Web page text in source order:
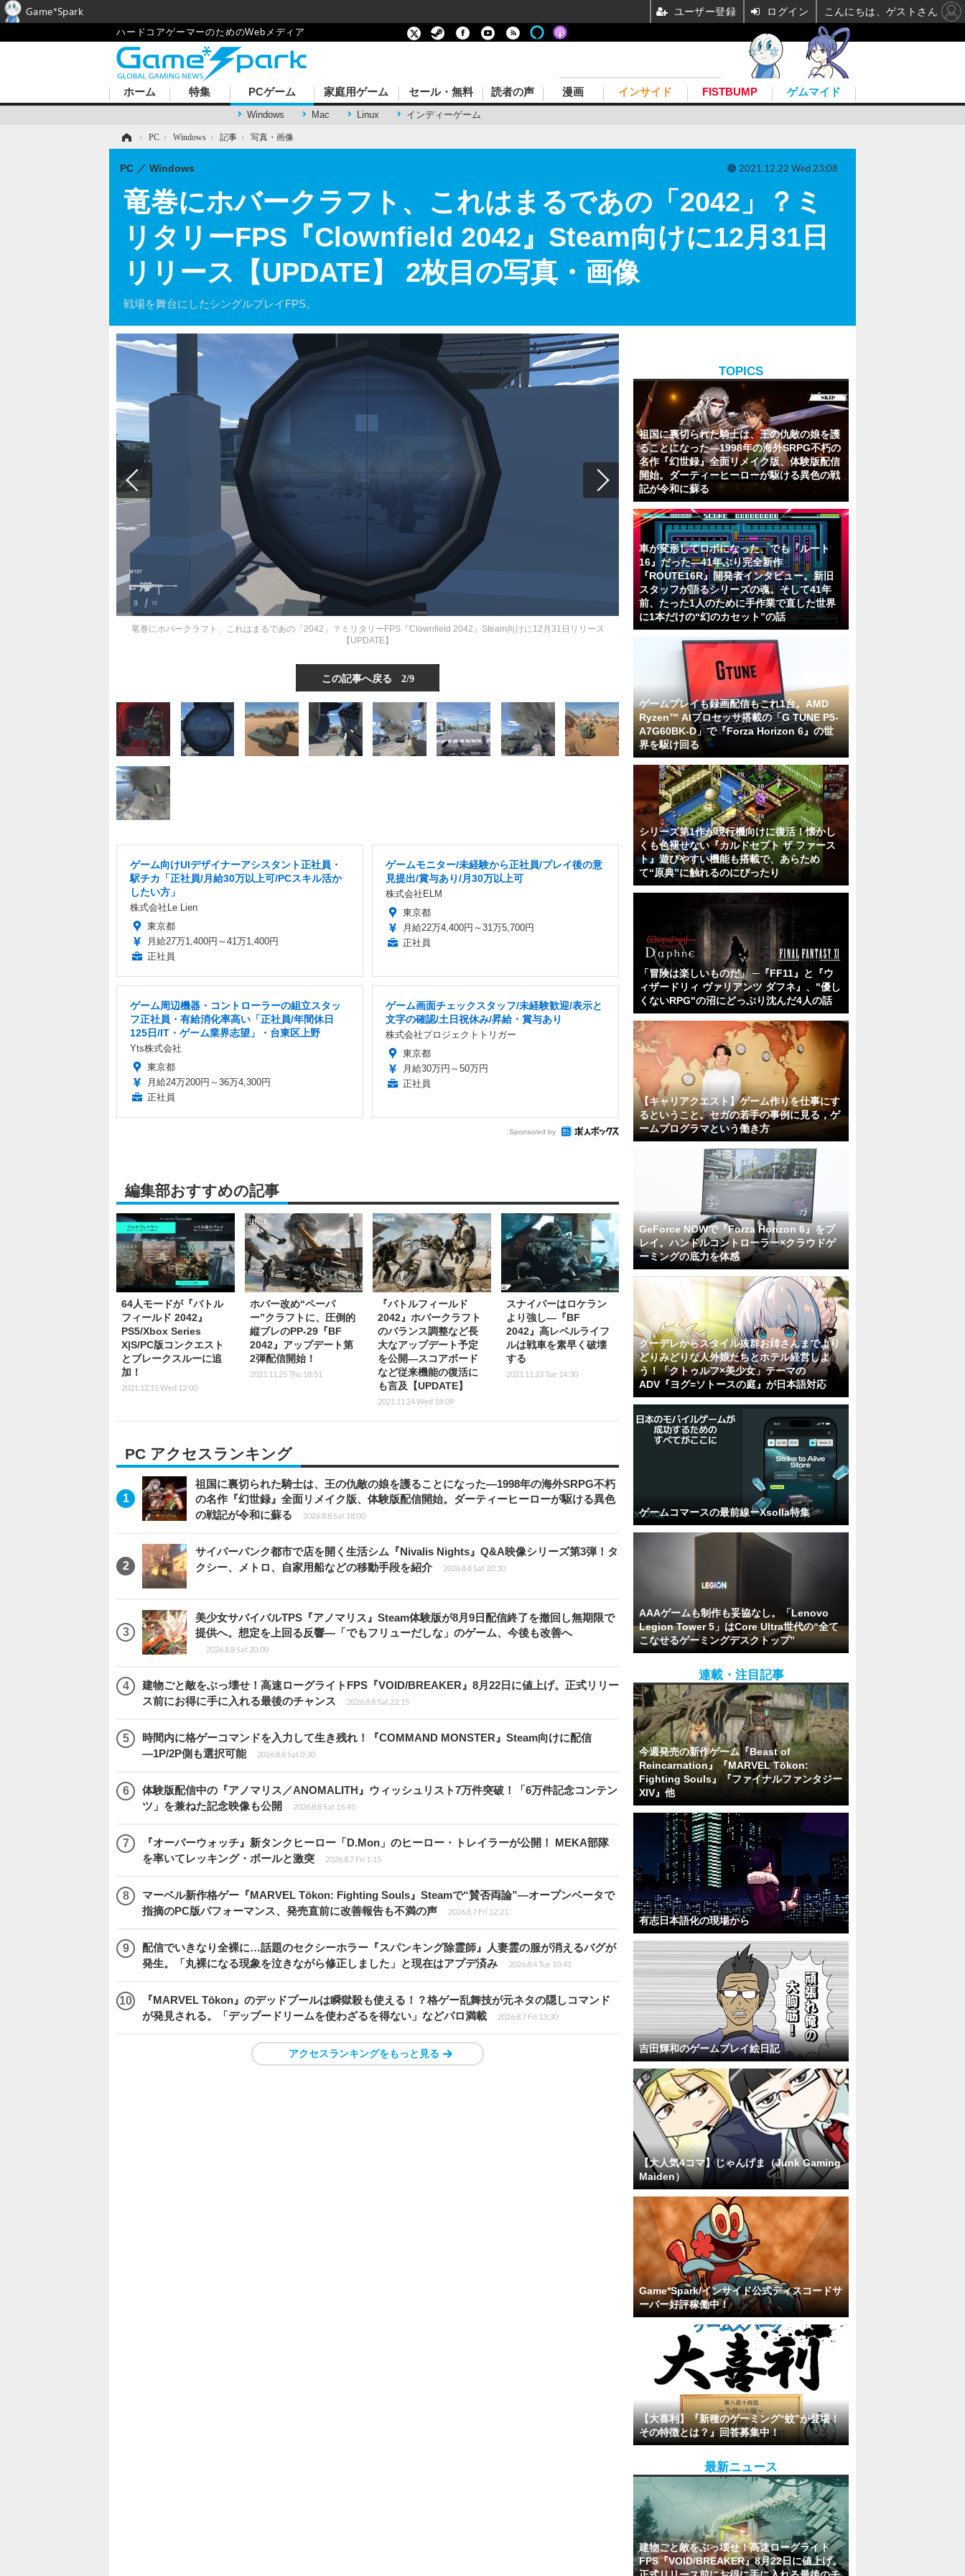
ハードコアゲーマーのためのWebメディア
ホーム 特集 PCゲーム
Windows Mac Linux インディーゲーム
家庭用ゲーム セール・無料 読者の声 漫画 インサイド FISTBUMP ゲムマイド
› PC › Windows › 記事 › 写真・画像
竜巻にホバークラフト、これはまるであの「2042」？ミ
リタリーFPS『Clownfield 2042』Steam向けに12月31日
リリース【UPDATE】 2枚目の写真・画像
戦場を舞台にしたシングルプレイFPS。
PC Windows 2021.12.22 Wed 23:08
竜巻にホバークラフト、これはまるであの「2042」？ミリタリーFPS『Clownfield 2042』Steam向けに12月31日リリース
【UPDATE】
この記事へ戻る 2/9
ゲーム向けUIデザイナーアシスタント正社員・
駅チカ「正社員/月給30万以上可/PCスキル活か
したい方」
株式会社Le Lien
東京都
月給27万1,400円～41万1,400円
正社員
ゲームモニター/未経験から正社員/プレイ後の意
見提出/賞与あり/月30万以上可
株式会社ELM
東京都
月給22万4,400円～31万5,700円
正社員
ゲーム周辺機器・コントローラーの組立スタッ
フ正社員・有給消化率高い「正社員/年間休日
125日/IT・ゲーム業界志望」・台東区上野
Yts株式会社
東京都
月給24万200円～36万4,300円
正社員
ゲーム画面チェックスタッフ/未経験歓迎/表示と
文字の確認/土日祝休み/昇給・賞与あり
株式会社プロジェクトトリガー
東京都
月給30万円～50万円
正社員
Sponsored by
編集部おすすめの記事
64人モードが『バトル
フィールド 2042』
PS5/Xbox Series
X|S/PC版コンクエスト
とブレークスルーに追
加！
2021.12.15 Wed 12:00
ホバー改め“ペーパ
ー”クラフトに、圧倒的
縦ブレのPP-29『BF
2042』アップデート第
2弾配信開始！
2021.11.25 Thu 18:51
『バトルフィールド
2042』ホバークラフト
のバランス調整など長
大なアップデート予定
を公開―スコアボード
など従来機能の復活に
も言及【UPDATE】
2021.11.24 Wed 18:09
スナイパーはロケラン
より強し―『BF
2042』高レベルライフ
ルは戦車を素早く破壊
する
2021.11.23 Tue 14:30
PC アクセスランキング
祖国に裏切られた騎士は、王の仇敵の娘を護ることになった―1998年の海外SRPG不朽
の名作『幻世録』全面リメイク版、体験版配信開始。ダーティーヒーローが駆ける異色
の戦記が令和に蘇る
2026.8.8 Sat 18:00
サイバーパンク都市で店を開く生活シム『Nivalis Nights』Q&A映像シリーズ第3弾！タ
クシー、メトロ、自家用船などの移動手段を紹介
2026.8.8 Sat 20:30
美少女サバイバルTPS『アノマリス』Steam体験版が8月9日配信終了を撤回し無期限で
提供へ。想定を上回る反響―「でもフリューだしな」のゲーム、今後も改善へ
2026.8.8 Sat 20:00
建物ごと敵をぶっ壊せ！高速ローグライトFPS『VOID/BREAKER』8月22日に値上げ。正式リリー
ス前にお得に手に入れる最後のチャンス
2026.8.8 Sat 22:15
時間内に格ゲーコマンドを入力して生き残れ！『COMMAND MONSTER』Steam向けに配信
―1P/2P側も選択可能
2026.8.8 Sat 0:30
体験版配信中の『アノマリス／ANOMALITH』ウィッシュリスト7万件突破！「6万件記念コンテン
ツ」を兼ねた記念映像も公開
2026.8.8 Sat 16:45
『オーバーウォッチ』新タンクヒーロー「D.Mon」のヒーロー・トレイラーが公開！ MEKA部隊
を率いてレッキング・ボールと激突
2026.8.7 Fri 1:15
マーベル新作格ゲー『MARVEL Tōkon: Fighting Souls』Steamで“賛否両論”―オープンベータで
指摘のPC版パフォーマンス、発売直前に改善報告も不満の声
2026.8.7 Fri 12:21
配信でいきなり全裸に…話題のセクシーホラー『スパンキング除霊師』人妻霊の服が消えるバグが
発生。「丸裸になる現象を泣きながら修正しました」と現在はアプデ済み
2026.8.4 Tue 10:41
『MARVEL Tōkon』のデッドプールは瞬獄殺も使える！？格ゲー乱舞技が元ネタの隠しコマンド
が発見される。「デップードリームを使わざるを得ない」などパロ満載
2026.8.7 Fri 13:30
アクセスランキングをもっと見る
TOPICS
祖国に裏切られた騎士は、王の仇敵の娘を護
ることになった―1998年の海外SRPG不朽の
名作『幻世録』全面リメイク版、体験版配信
開始。ダーティーヒーローが駆ける異色の戦
記が令和に蘇る
車が変形してロボになった、でも『ルート
16』だった―41年ぶり完全新作
『ROUTE16R』開発者インタビュー。新旧
スタッフが語るシリーズの魂。そして41年
前、たった1人のために手作業で直した世界
に1本だけの“幻のカセット”の話
ゲームプレイも録画配信もこれ1台。AMD
Ryzen™ AIプロセッサ搭載の「G TUNE P5-
A7G60BK-D」で『Forza Horizon 6』の世
界を駆け回る
シリーズ第1作が現行機向けに復活！懐かし
くも色褪せない『カルドセプト ザ ファース
ト』遊びやすい機能も搭載で、あらため
て“原典”に触れるのにぴったり
「冒険は楽しいものだ」 ─『FF11』と『ウ
ィザードリィ ヴァリアンツ ダフネ』、"優し
くないRPG"の沼にどっぷり沈んだ4人の話
【キャリアクエスト】ゲーム作りを仕事にす
るということ。セガの若手の事例に見る，ゲ
ームプログラマという働き方
GeForce NOWで『Forza Horizon 6』をプ
レイ。ハンドルコントローラー×クラウドゲ
ーミングの底力を体感
クーデレからスタイル抜群お姉さんまでより
どりみどりな人外娘たちとホテル経営しよ
う！「クトゥルフ×美少女」テーマの
ADV『ヨグ=ソトースの庭』が日本語対応
ゲームコマースの最前線ーXsolla特集
AAAゲームも制作も妥協なし。「Lenovo
Legion Tower 5」はCore Ultra世代の“全て
こなせるゲーミングデスクトップ”
連載・注目記事
今週発売の新作ゲーム『Beast of
Reincarnation』『MARVEL Tōkon:
Fighting Souls』『ファイナルファンタジー
XIV』他
有志日本語化の現場から
吉田輝和のゲームプレイ絵日記
【大人気4コマ】じゃんげま（Junk Gaming
Maiden）
Game*Spark/インサイド公式ディスコードサ
ーバー好評稼働中！
【大喜利】『新種のゲーミング“蚊”が登場！
その特徴とは？』回答募集中！
最新ニュース
建物ごと敵をぶっ壊せ！高速ローグライト
FPS『VOID/BREAKER』8月22日に値上げ。
Game*Spark ユーザー登録 ログイン こんにちは、ゲストさん